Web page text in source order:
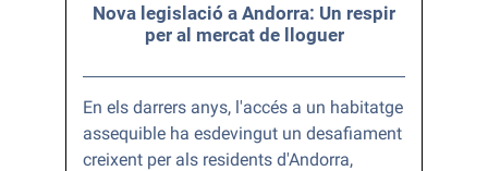
Nova legislació a Andorra: Un respir
per al mercat de lloguer
En els darrers anys, l'accés a un habitatge
assequible ha esdevingut un desafiament
creixent per als residents d'Andorra,